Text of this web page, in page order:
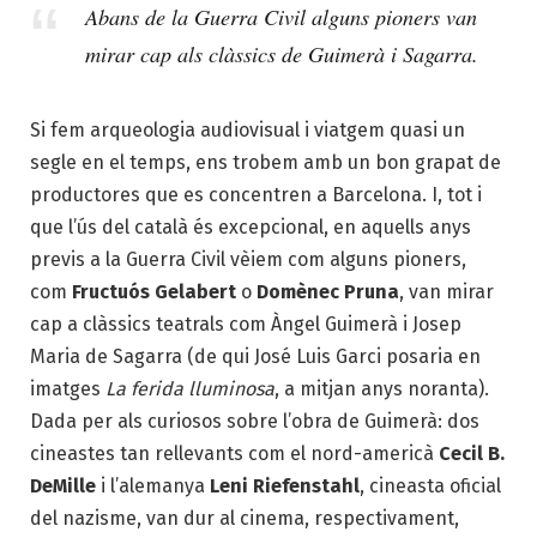
Abans de la Guerra Civil alguns pioners van
mirar cap als clàssics de Guimerà i Sagarra.
Si fem arqueologia audiovisual i viatgem quasi un
segle en el temps, ens trobem amb un bon grapat de
productores que es concentren a Barcelona. I, tot i
que l’ús del català és excepcional, en aquells anys
previs a la Guerra Civil vèiem com alguns pioners,
com Fructuós Gelabert o Domènec Pruna, van mirar
cap a clàssics teatrals com Àngel Guimerà i Josep
Maria de Sagarra (de qui José Luis Garci posaria en
imatges La ferida lluminosa, a mitjan anys noranta).
Dada per als curiosos sobre l’obra de Guimerà: dos
cineastes tan rellevants com el nord-americà Cecil B.
DeMille i l’alemanya Leni Riefenstahl, cineasta oficial
del nazisme, van dur al cinema, respectivament,